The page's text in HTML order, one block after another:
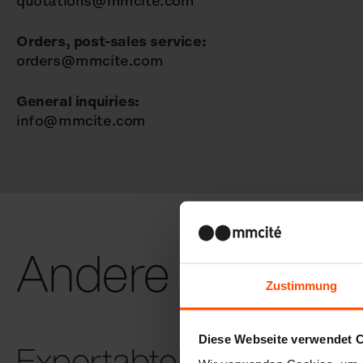
Zustimmung
Diese Webseite verwendet
Orders, post-sales service:
orders@mmcite.com
General inquiries:
info@mmcite.com
Andere Kontakte